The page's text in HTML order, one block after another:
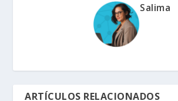
Salima
ARTÍCULOS RELACIONADOS